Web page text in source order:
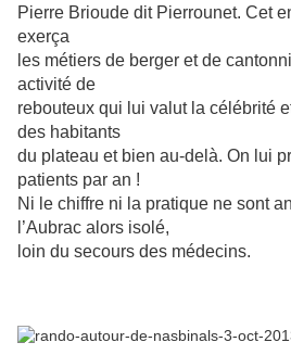
Pierre Brioude dit Pierrounet. Cet
exerça
les métiers de berger et de
activité de
rebouteux qui lui valut la célébrité
des habitants
du plateau et bien au-delà. On lui
patients par an !
Ni le chiffre ni la pratique ne sont
l’Aubrac alors isolé,
loin du secours des médecins.